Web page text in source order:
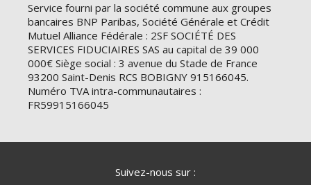
Service fourni par la société commune aux groupes
bancaires BNP Paribas, Société Générale et Crédit
Mutuel Alliance Fédérale : 2SF SOCIÉTÉ DES
SERVICES FIDUCIAIRES SAS au capital de 39 000
000€ Siège social : 3 avenue du Stade de France
93200 Saint-Denis RCS BOBIGNY 915166045.
Numéro TVA intra-communautaires :
FR59915166045
Suivez-nous sur :